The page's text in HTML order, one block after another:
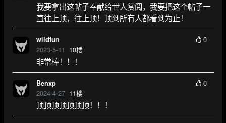
我要拿出这帖子奉献给世人赏阅，我要把这个帖子一
直往上顶，往上顶！顶到所有人都看到为止！
wildfun
2023-5-11 10楼
0
非常棒！！！
Benxp
2024-4-27 11楼
0
顶顶顶顶顶顶顶！！！